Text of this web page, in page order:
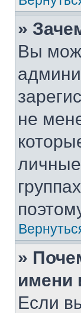
»
Вы
не
»
имени
Если